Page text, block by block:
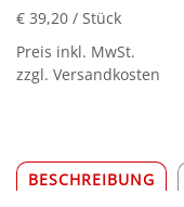
€ 39,20 / Stück
Preis inkl. MwSt.
zzgl. Versandkosten
BESCHREIBUNG